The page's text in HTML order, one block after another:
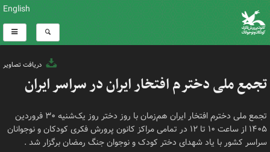
English
دریافت تصاویر
تجمع ملی دخترم افتخار ایران در سراسر ایران
تجمع ملی دخترم افتخار ایران هم‌زمان با روز دختر روز یک‌شنیه ۳۰ فروردین
۱۴۰۵ از ساعت ۱۰ تا ۱۲ در تمامی مراکز کانون پرورش فکری کودکان و نوجوانان
سراسر کشور با یاد شهدای دختر کودک و نوجوان جنگ رمضان برگزار شد .